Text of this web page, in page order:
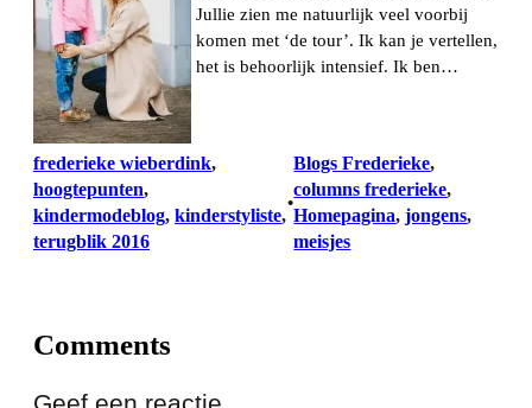
Jullie zien me natuurlijk veel voorbij
komen met ‘de tour’. Ik kan je vertellen,
het is behoorlijk intensief. Ik ben…
frederieke wieberdink
hoogtepunten
kindermodeblog, kinderstyliste
terugblik 2016
•
Blogs Frederieke
columns frederieke
Homepagina, jongens
meisjes
Comments